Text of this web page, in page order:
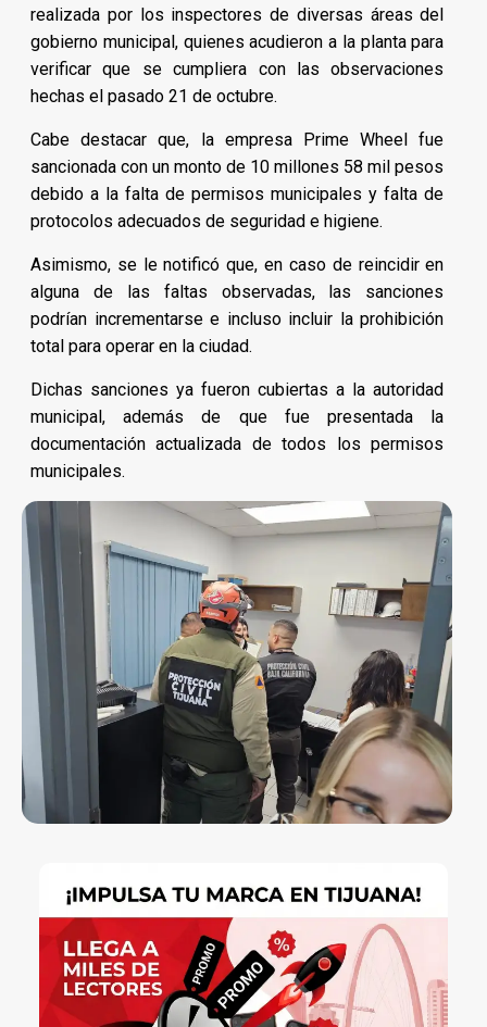
realizada por los inspectores de diversas áreas del
gobierno municipal, quienes acudieron a la planta para
verificar que se cumpliera con las observaciones
hechas el pasado 21 de octubre.
Cabe destacar que, la empresa Prime Wheel fue
sancionada con un monto de 10 millones 58 mil pesos
debido a la falta de permisos municipales y falta de
protocolos adecuados de seguridad e higiene.
Asimismo, se le notificó que, en caso de reincidir en
alguna de las faltas observadas, las sanciones
podrían incrementarse e incluso incluir la prohibición
total para operar en la ciudad.
Dichas sanciones ya fueron cubiertas a la autoridad
municipal, además de que fue presentada la
documentación actualizada de todos los permisos
municipales.